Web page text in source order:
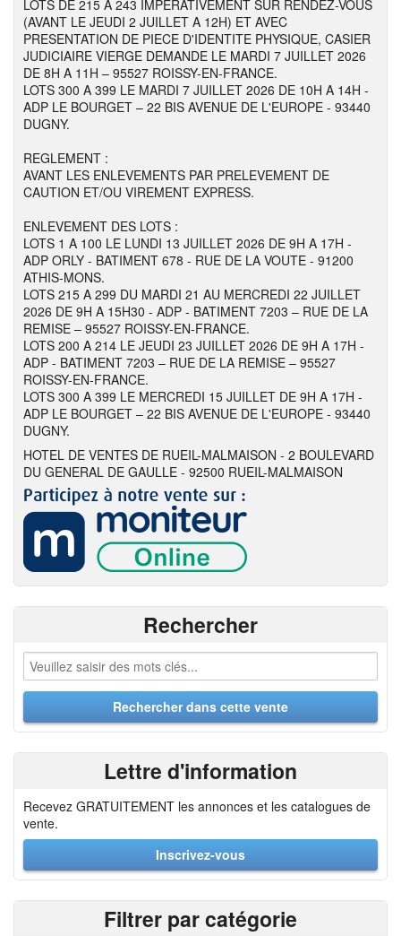
LOTS DE 215 A 243 IMPERATIVEMENT SUR RENDEZ-VOUS
(AVANT LE JEUDI 2 JUILLET A 12H) ET AVEC
PRESENTATION DE PIECE D'IDENTITE PHYSIQUE, CASIER
JUDICIAIRE VIERGE DEMANDE LE MARDI 7 JUILLET 2026
DE 8H A 11H – 95527 ROISSY-EN-FRANCE.
LOTS 300 A 399 LE MARDI 7 JUILLET 2026 DE 10H A 14H -
ADP LE BOURGET – 22 BIS AVENUE DE L'EUROPE - 93440
DUGNY.
REGLEMENT :
AVANT LES ENLEVEMENTS PAR PRELEVEMENT DE
CAUTION ET/OU VIREMENT EXPRESS.
ENLEVEMENT DES LOTS :
LOTS 1 A 100 LE LUNDI 13 JUILLET 2026 DE 9H A 17H -
ADP ORLY - BATIMENT 678 - RUE DE LA VOUTE - 91200
ATHIS-MONS.
LOTS 215 A 299 DU MARDI 21 AU MERCREDI 22 JUILLET
2026 DE 9H A 15H30 - ADP - BATIMENT 7203 – RUE DE LA
REMISE – 95527 ROISSY-EN-FRANCE.
LOTS 200 A 214 LE JEUDI 23 JUILLET 2026 DE 9H A 17H -
ADP - BATIMENT 7203 – RUE DE LA REMISE – 95527
ROISSY-EN-FRANCE.
LOTS 300 A 399 LE MERCREDI 15 JUILLET DE 9H A 17H -
ADP LE BOURGET – 22 BIS AVENUE DE L'EUROPE - 93440
DUGNY.
HOTEL DE VENTES DE RUEIL-MALMAISON - 2 BOULEVARD
DU GENERAL DE GAULLE - 92500 RUEIL-MALMAISON
Rechercher
Lettre d'information
Recevez GRATUITEMENT les annonces et les catalogues de
vente.
Inscrivez-vous
Filtrer par catégorie